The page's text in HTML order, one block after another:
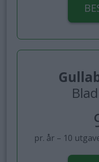
pr. år – 10